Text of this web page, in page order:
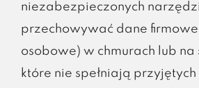
niezabezpieczonych
przechowywać dane
osobowe) w chmurach lub na
które nie spełniają